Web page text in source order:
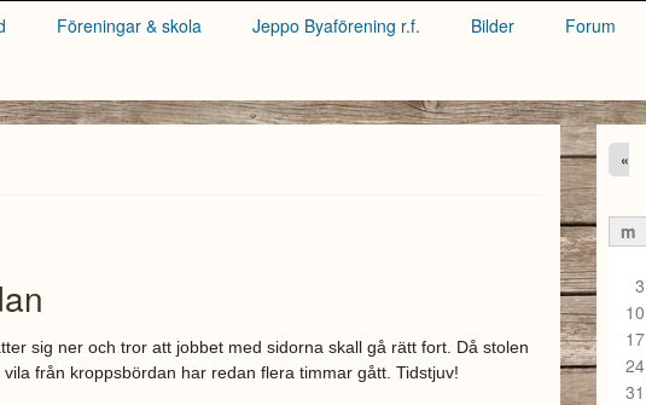
Föreningar & skola Jeppo Byaförening r.f. Bilder Forum
sig ner och tror att jobbet med sidorna skall gå rätt fort. Då stolen
från kroppsbördan har redan flera timmar gått. Tidstjuv!
«
m
3
10
17
24
31